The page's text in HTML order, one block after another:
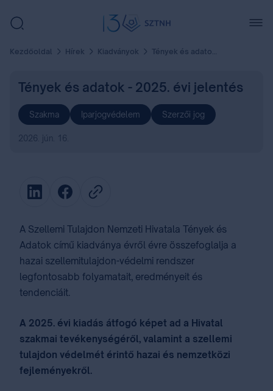
Kezdőoldal Hírek Kiadványok Tények és adatok - 2025. évi jelentés
Tények és adatok - 2025. évi jelentés
Szakma Iparjogvédelem Szerzői jog
2026. jún. 16.
A Szellemi Tulajdon Nemzeti Hivatala Tények és
Adatok című kiadványa évről évre összefoglalja a
hazai szellemitulajdon-védelmi rendszer
legfontosabb folyamatait, eredményeit és
tendenciáit.
A 2025. évi kiadás átfogó képet ad a Hivatal
szakmai tevékenységéről, valamint a szellemi
tulajdon védelmét érintő hazai és nemzetközi
fejleményekről.